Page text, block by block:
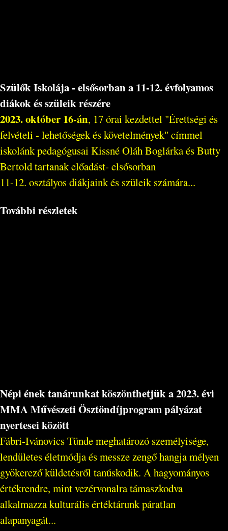
Szülők Iskolája - elsősorban a 11-12. évfolyamos
diákok és szüleik részére
2023. október 16-án, 17 órai kezdettel "Érettségi és
felvételi - lehetőségek és követelmények" címmel
iskolánk pedagógusai Kissné Oláh Boglárka és Butty
Bertold tartanak előadást- elsősorban
11-12. osztályos diákjaink és szüleik számára...
További részletek
Népi ének tanárunkat köszönthetjük a 2023. évi
MMA Művészeti Ösztöndíjprogram pályázat
nyertesei között
Fábri-Ivánovics Tünde meghatározó személyisége,
lendületes életmódja és messze zengő hangja mélyen
gyökerező küldetésről tanúskodik. A hagyományos
értékrendre, mint vezérvonalra támaszkodva
alkalmazza kulturális értéktárunk páratlan
alapanyagát...